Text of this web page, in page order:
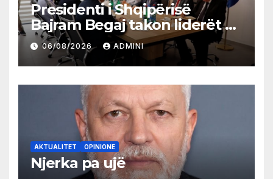
Presidenti i Shqipërisë
Bajram Begaj takon liderët e
partive shqiptare në Ulqin
06/08/2026 ADMINI
AKTUALITET OPINIONE
Njerka pa ujë